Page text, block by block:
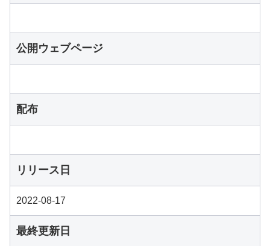
公開ウェブページ
配布
リリース日
2022-08-17
最終更新日